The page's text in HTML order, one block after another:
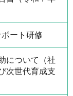
ート研修
について（社
次世代育成支